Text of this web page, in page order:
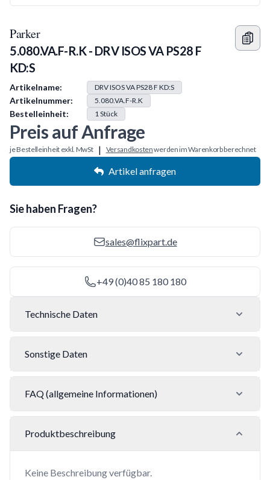
Parker
5.080.VA.F-R.K - DRV ISOS VA PS28 F
KD:S
Produkt Information
Artikelname: DRV ISOS VA PS28 F KD:S
Artikelnummer: 5.080.VA.F-R.K
Bestelleinheit: 1Stück
Preis auf Anfrage
je Bestelleinheit exkl. MwSt | Versandkostenwerden im Warenkorb berechnet
Artikel anfragen
Sie haben Fragen?
sales@flixpart.de
+49 (0)40 85 180 180
Technische Daten
Sonstige Daten
FAQ (allgemeine Informationen)
Produktbeschreibung
Keine Beschreibung verfügbar.